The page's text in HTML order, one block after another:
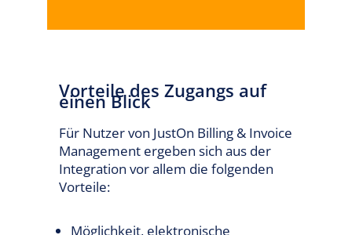
Vorteile des Zugangs auf
einen Blick
Für Nutzer von JustOn Billing & Invoice
Management ergeben sich aus der
Integration vor allem die folgenden
Vorteile:
Möglichkeit, elektronische